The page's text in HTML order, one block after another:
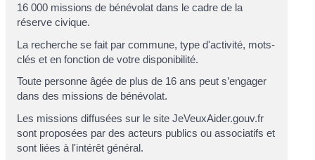
16 000 missions de bénévolat dans le cadre de la
réserve civique.
La recherche se fait par commune, type d'activité, mots-
clés et en fonction de votre disponibilité.
Toute personne âgée de plus de 16 ans peut s’engager
dans des missions de bénévolat.
Les missions diffusées sur le site JeVeuxAider.gouv.fr
sont proposées par des acteurs publics ou associatifs et
sont liées à l'intérêt général.